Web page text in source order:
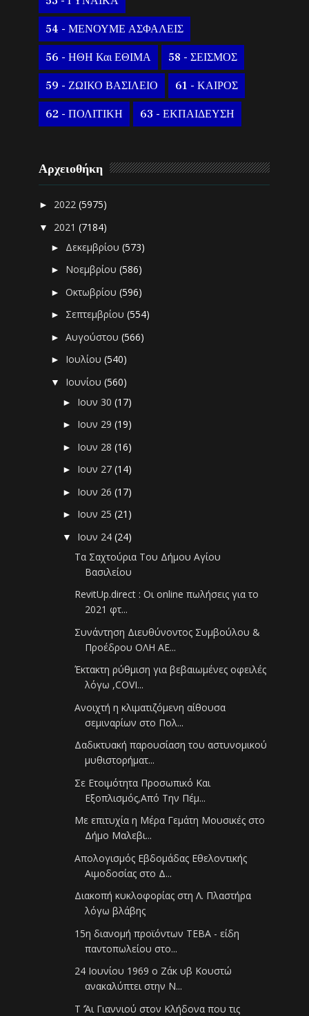
54 - ΜΕΝΟΥΜΕ ΑΣΦΑΛΕΙΣ
56 - ΗΘΗ Και ΕΘΙΜΑ 58 - ΣΕΙΣΜΟΣ
59 - ΖΩΙΚΟ ΒΑΣΙΛΕΙΟ 61 - ΚΑΙΡΟΣ
62 - ΠΟΛΙΤΙΚΗ 63 - ΕΚΠΑΙΔΕΥΣΗ
Αρχειοθήκη
► 2022(5975)
▼ 2021(7184)
► Δεκεμβρίου(573)
► Νοεμβρίου(586)
►Οκτωβρίου(596)
► Σεπτεμβρίου(554)
►Αυγούστου(566)
► Ιουλίου(540)
▼ Ιουνίου(560)
► Ιουν 30(17)
► Ιουν 29(19)
► Ιουν 28(16)
► Ιουν 27(14)
► Ιουν 26(17)
► Ιουν 25(21)
▼ Ιουν 24(24)
Τα Σαχτούρια Του Δήμου Αγίου
Βασιλείου
RevitUp.direct : Οι online πωλήσεις για το
2021 φτ...
Συνάντηση Διευθύνοντος Συμβούλου &
Προέδρου ΟΛΗ ΑΕ...
Έκτακτη ρύθμιση για βεβαιωμένες οφειλές
λόγω ,COVI...
Ανοιχτή η κλιματιζόμενη αίθουσα
σεμιναρίων στο Πολ...
Δαδικτυακή παρουσίαση του αστυνομικού
μυθιστορήματ...
Σε Ετοιμότητα Προσωπικό Και
Εξοπλισμός,Από Την Πέμ...
Με επιτυχία η Μέρα Γεμάτη Μουσικές στο
Δήμο Μαλεβι...
Απολογισμός Εβδομάδας Εθελοντικής
Αιμοδοσίας στο Δ...
Διακοπή κυκλοφορίας στη Λ. Πλαστήρα
λόγω βλάβης
15η διανομή προϊόντων ΤΕΒΑ - είδη
παντοπωλείου στο...
24 Ιουνίου 1969 ο Ζάκ υβ Κουστώ
ανακαλύπτει στην Ν...
Τ ’Άι Γιαννιού στον Κλήδονα που τις